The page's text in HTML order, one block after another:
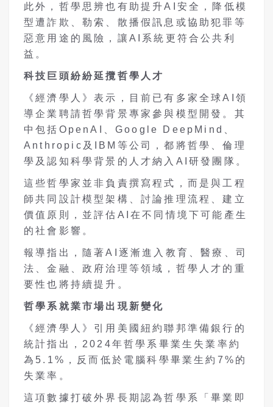
此外，哲學思辨也有助提升AI安全，降低模
型遭詐欺、勒索、散播假訊息或協助犯罪等
惡意用途的風險，讓AI系統更符合公共利
益。
科技巨頭紛紛延攬哲學人才
《經濟學人》表示，目前已有多家全球AI領
導企業聘請哲學背景專家參與模型開發。其
中包括OpenAI、Google DeepMind、
Anthropic及IBM等公司，都將哲學、倫理
學及認知科學背景的人才納入AI研發團隊。
這些哲學家並非負責撰寫程式，而是與工程
師共同設計模型架構、討論推理流程、建立
價值原則，並評估AI在不同情境下可能產生
的社會影響。
報導指出，隨著AI逐漸進入教育、醫療、司
法、金融、政府治理等領域，哲學人才的重
要性也將持續提升。
哲學系就業市場出現新變化
《經濟學人》引用美國紐約聯邦準備銀行的
統計指出，2024年哲學系畢業生失業率約
為5.1%，反而低於電腦科學畢業生約7%的
失業率。
這項數據打破外界長期認為哲學系「畢業即